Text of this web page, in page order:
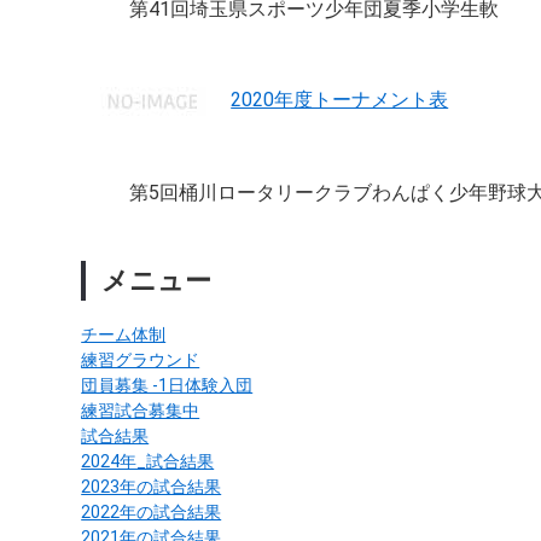
第41回埼玉県スポーツ少年団夏季小学生軟
2020年度トーナメント表
第5回桶川ロータリークラブわんぱく少年野球
メニュー
チーム体制
練習グラウンド
団員募集 -1日体験入団
練習試合募集中
試合結果
2024年_試合結果
2023年の試合結果
2022年の試合結果
2021年の試合結果